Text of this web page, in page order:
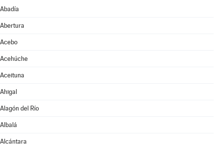
Abadía
Abertura
Acebo
Acehúche
Aceituna
Ahigal
Alagón del Río
Albalá
Alcántara